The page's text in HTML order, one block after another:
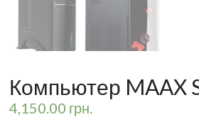
Компьютер MAAX
4,150.00 грн.